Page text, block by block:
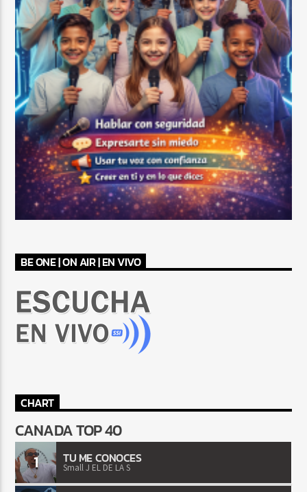
BE ONE | ON AIR | EN VIVO
CHART
CANADA TOP 40
1 TU ME CONOCES
Small J EL DE LA S